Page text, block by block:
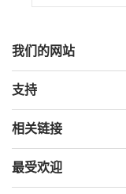
我们的网站
支持
相关链接
最受欢迎